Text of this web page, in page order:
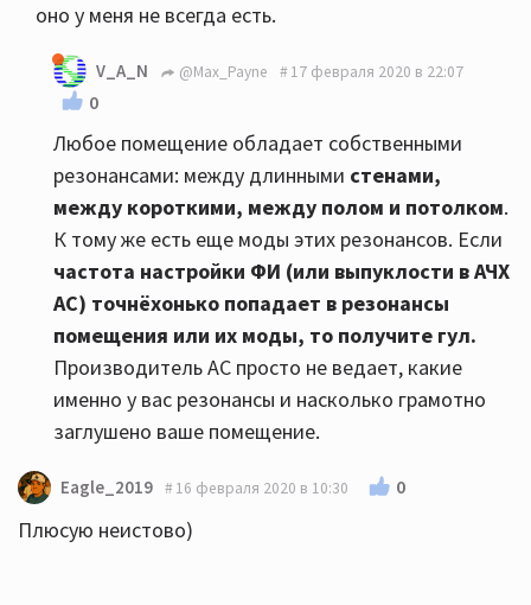
оно у меня не всегда есть.
V_A_N @Max_Payne 17 февраля 2020 в 22:07
0
Любое помещение обладает собственными
резонансами: между длинными стенами,
между короткими, между полом и потолком.
К тому же есть еще моды этих резонансов. Если
частота настройки ФИ (или выпуклости в АЧХ
АС) точнёхонько попадает в резонансы
помещения или их моды, то получите гул.
Производитель АС просто не ведает, какие
именно у вас резонансы и насколько грамотно
заглушено ваше помещение.
Eagle_2019 16 февраля 2020 в 10:30 0
Плюсую неистово)